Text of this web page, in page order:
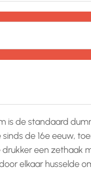
is de standaard
de 16e eeuw,
een zethaak
elkaar husselde